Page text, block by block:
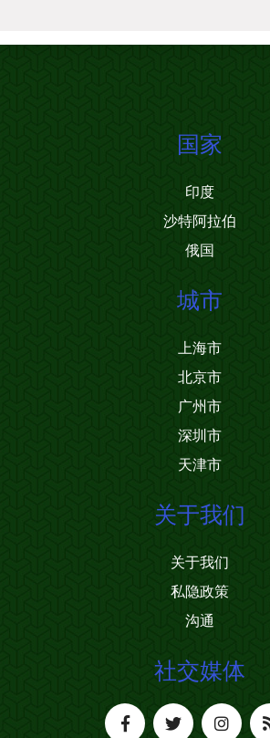
国家
印度
沙特阿拉伯
俄国
城市
上海市
北京市
广州市
深圳市
天津市
关于我们
关于我们
私隐政策
沟通
社交媒体